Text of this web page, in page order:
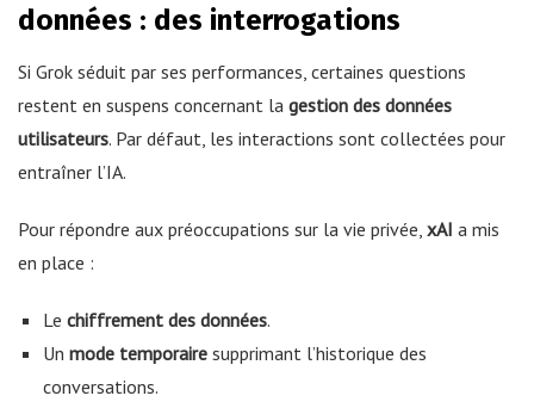
données : des interrogations
Si Grok séduit par ses performances, certaines questions
restent en suspens concernant la gestion des données
utilisateurs. Par défaut, les interactions sont collectées pour
entraîner l’IA.
Pour répondre aux préoccupations sur la vie privée, xAI a mis
en place :
Le chiffrement des données.
Un mode temporairesupprimant l’historique des
conversations.